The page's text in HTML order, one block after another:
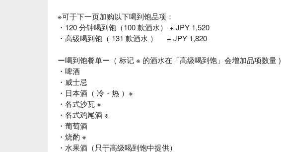
※可于下一页加购以下喝到饱品项：
・120 分钟喝到饱（100 款酒水） + JPY 1,520
・高级喝到饱（ 131 款酒水 ） + JPY 1,820
ー喝到饱餐单ー（ 标记 ※ 的酒水在「高级喝到饱」会增加品项数量 )
・啤酒
・威士忌
・日本酒（ 冷・热 ）※
・各式沙瓦 ※
・各式鸡尾酒 ※
・葡萄酒
・烧酌 ※
・水果酒（只于高级喝到饱中提供）